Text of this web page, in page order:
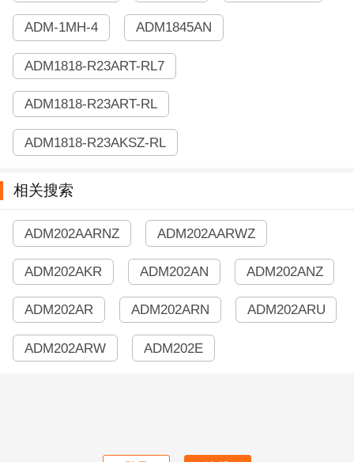
ADM-1MH-4 ADM1845AN
ADM1818-R23ART-RL7
ADM1818-R23ART-RL
ADM1818-R23AKSZ-RL
相关搜索
ADM202AARNZ ADM202AARWZ
ADM202AKR ADM202AN ADM202ANZ
ADM202AR ADM202ARN ADM202ARU
ADM202ARW ADM202E